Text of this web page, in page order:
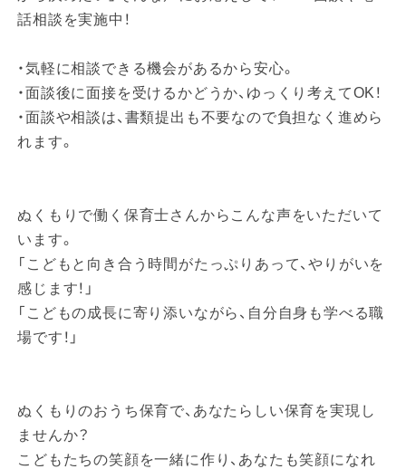
話相談を実施中！
・気軽に相談できる機会があるから安心。
・面談後に面接を受けるかどうか、ゆっくり考えてOK！
・面談や相談は、書類提出も不要なので負担なく進めら
れます。
ぬくもりで働く保育士さんからこんな声をいただいて
います。
「こどもと向き合う時間がたっぷりあって、やりがいを
感じます！」
「こどもの成長に寄り添いながら、自分自身も学べる職
場です！」
ぬくもりのおうち保育で、あなたらしい保育を実現し
ませんか？
こどもたちの笑顔を一緒に作り、あなたも笑顔になれ